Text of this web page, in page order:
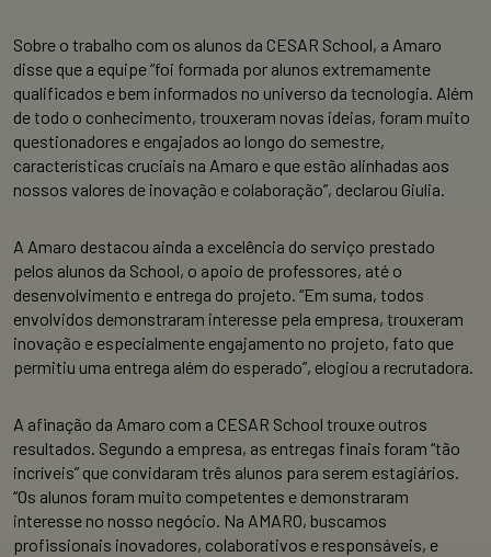
Sobre o trabalho com os alunos da CESAR School, a Amaro
disse que a equipe “foi formada por alunos extremamente
qualificados e bem informados no universo da tecnologia. Além
de todo o conhecimento, trouxeram novas ideias, foram muito
questionadores e engajados ao longo do semestre,
características cruciais na Amaro e que estão alinhadas aos
nossos valores de inovação e colaboração”, declarou Giulia.
A Amaro destacou ainda a excelência do serviço prestado
pelos alunos da School, o apoio de professores, até o
desenvolvimento e entrega do projeto. “Em suma, todos
envolvidos demonstraram interesse pela empresa, trouxeram
inovação e especialmente engajamento no projeto, fato que
permitiu uma entrega além do esperado”, elogiou a recrutadora.
A afinação da Amaro com a CESAR School trouxe outros
resultados. Segundo a empresa, as entregas finais foram “tão
incríveis” que convidaram três alunos para serem estagiários.
“Os alunos foram muito competentes e demonstraram
interesse no nosso negócio. Na AMARO, buscamos
profissionais inovadores, colaborativos e responsáveis, e